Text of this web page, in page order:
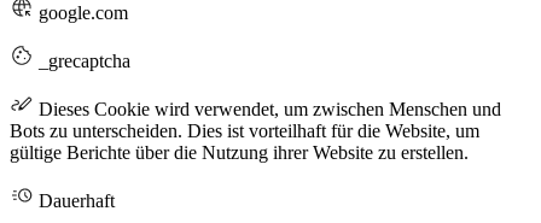
google.com
_grecaptcha
Dieses Cookie wird verwendet, um zwischen Menschen und
Bots zu unterscheiden. Dies ist vorteilhaft für die Website, um
gültige Berichte über die Nutzung ihrer Website zu erstellen.
Dauerhaft